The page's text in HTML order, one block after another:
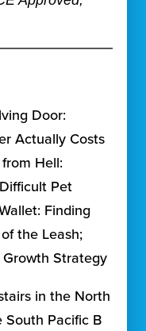
Door:
Actually Costs
Hell:
Pet
Finding
the Leash;
Strategy
in the North
Pacific B